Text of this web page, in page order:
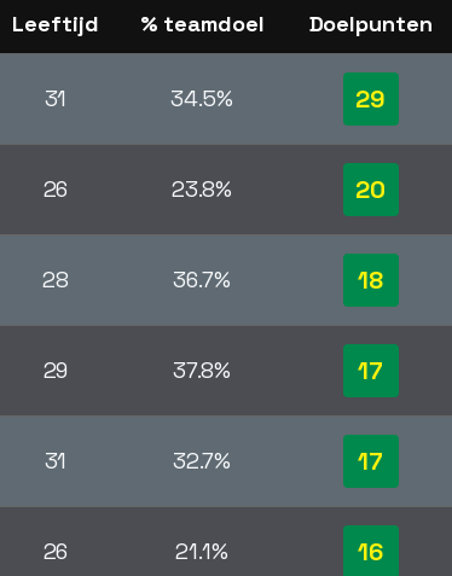
Leeftijd % teamdoel Doelpunten
31 34.5% 29
26 23.8% 20
28 36.7% 18
29 37.8% 17
31 32.7% 17
26 21.1% 16